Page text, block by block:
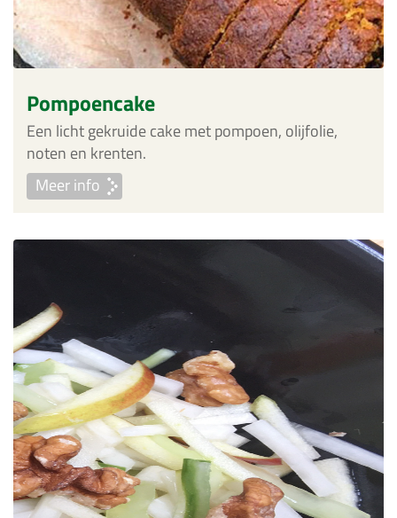
Pompoencake
Een licht gekruide cake met pompoen, olijfolie,
noten en krenten.
Meer info